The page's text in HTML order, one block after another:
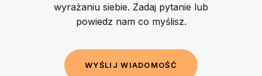
wyrażaniu siebie. Zadaj pytanie lub
powiedz nam co myślisz.
WYŚLI J WIADOMOŚĆ